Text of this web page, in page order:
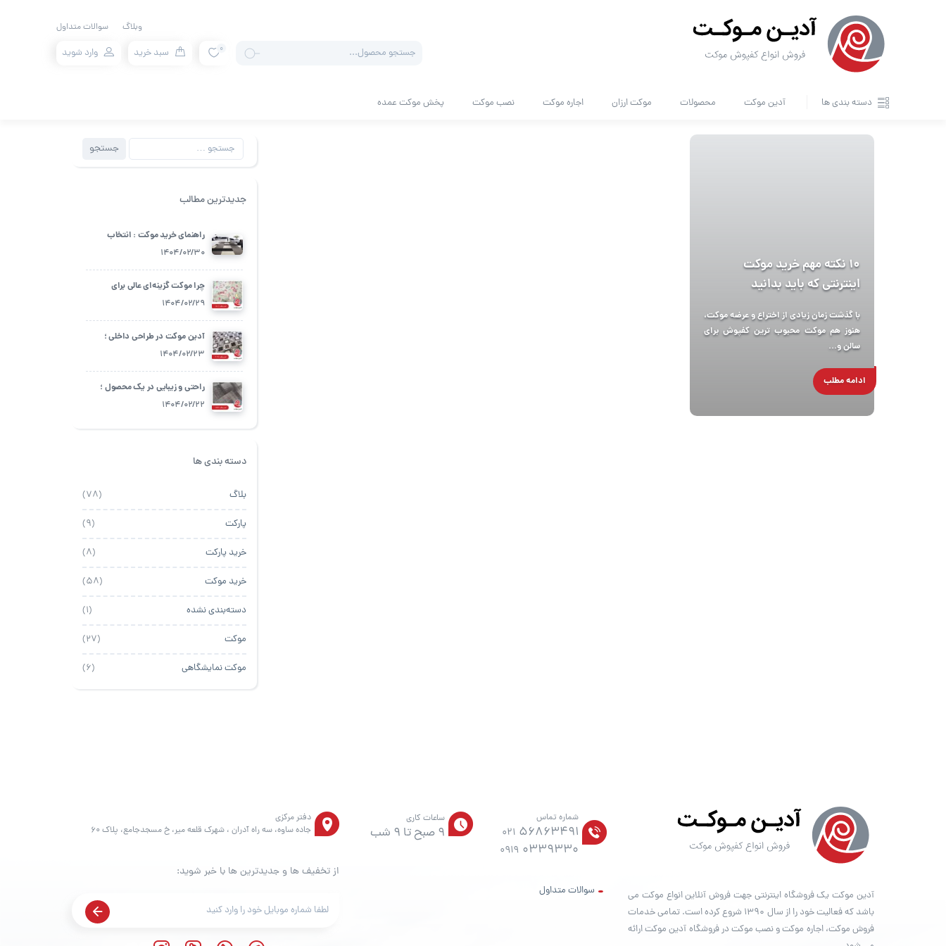
وبلاگ سوالات متداول
search
0 سبد خرید وارد شوید
دسته بندی ها آدین موکت محصولات موکت ارزان اجاره موکت نصب موکت پخش موکت عمده
10 نکته مهم خرید موکت
اینترنتی که باید بدانید
با گذشت زمان زیادی از اختراع و عرضه موکت،
هنوز هم موکت محبوب ترین کفپوش برای
سالن و...
ادامه مطلب
جستجو
جستجو
جدیدترین مطالب
راهنمای خرید موکت : انتخاب
بهترین گزینه برای فضای زندگی شما
1404/02/30
چرا موکت گزینه‌ای عالی برای
اتاق‌های کودک است؟
1404/02/29
آدین موکت در طراحی داخلی ؛
چگونه از آن استفاده کنیم؟
1404/02/23
راحتی و زیبایی در یک محصول ؛
آدین موکت
1404/02/22
دسته بندی ها
بلاگ (78)
پارکت (9)
خرید پارکت (8)
خرید موکت (58)
دسته‌بندی نشده (1)
موکت (27)
موکت نمایشگاهی (6)
آدین موکت یک فروشگاه اینترنتی جهت فروش آنلاین انواع موکت می
باشد که فعالیت خود را از سال ۱۳۹۰ شروع کرده است. تمامی خدمات
فروش موکت، اجاره موکت و نصب موکت در فروشگاه آدین موکت ارائه
شماره تماس
021 56863491
0919 0339330
سوالات متداول
ساعات کاری
9 صبح تا 9 شب
دفتر مرکزی
جاده ساوه، سه راه آدران ، شهرک قلعه میر، خ مسجدجامع، پلاک 60
از تخفیف ها و جدیدترین ها با خبر شوید: